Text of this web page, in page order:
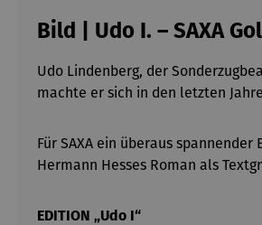
Bild | Udo I. – SAXA
Udo Lindenberg, der
machte er sich in den letzten
Für SAXA ein überaus
Hermann Hesses Roman als
EDITION „Udo I“